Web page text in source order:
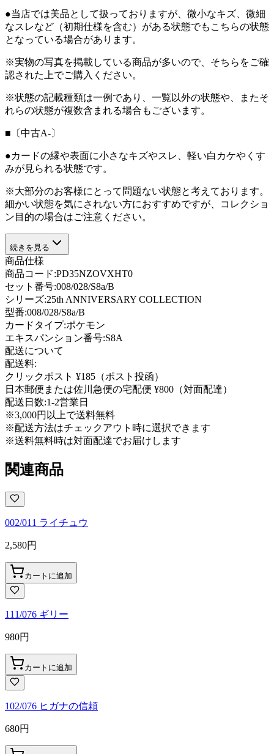
●当店では美品として扱っておりますが、微小なキズ、微細
なスレなど（初期仕様を含む）がある状態でもこちらの状態
となっている場合があります。
※実物の写真を掲載している商品が多いので、そちらをご確
認された上でご購入ください。
※状態の記載種類は一例であり、一覧以外の状態や、またそ
れらの状態が複数含まれる場合もございます。
■〔中古A-〕
●カードの縁や表面に小さなキズやスレ、軽い白カケやくす
みが見られる状態です。
※大部分のお客様にとって問題ない状態と考えております。
細かい状態を気にされない方におすすめですが、コレクショ
ン目的の場合はご注意ください。
続きを見る
商品仕様
商品コード:PD35NZOVXHT0
セット番号:008/028/S8a/B
シリーズ:25th ANNIVERSARY COLLECTION
型番:008/028/S8a/B
カードタイプ:ポケモン
エキスパンション番号:S8A
配送について
配送料:
クリックポスト ¥185（ポスト投函）
日本郵便または佐川急便の宅配便 ¥800（対面配達）
配送日数:1-2営業日
※3,000円以上で送料無料
※配送方法はチェックアウト時に選択できます
※送料無料時は対面配達でお届けします
関連商品
002/011 ライチュウ
2,580円
カートに追加
111/076 ギリー
980円
カートに追加
102/076 ヒガナの信頼
680円